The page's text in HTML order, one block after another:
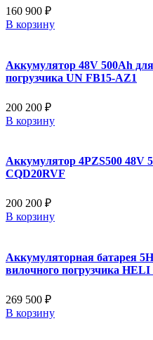
160 900 ₽
В корзину
Аккумулятор 48V 500Ah
погрузчика UN FB15-AZ1
200 200 ₽
В корзину
Аккумулятор 4PZS500 48V
CQD20RVF
200 200 ₽
В корзину
Аккумуляторная батарея
вилочного погрузчика HELI
269 500 ₽
В корзину